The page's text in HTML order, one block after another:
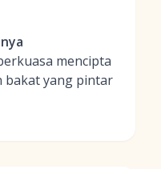
mencipta
bakat yang pintar